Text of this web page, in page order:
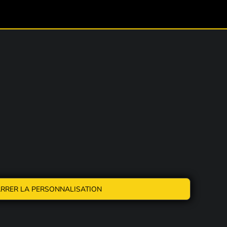
LA PERSONNALISATION